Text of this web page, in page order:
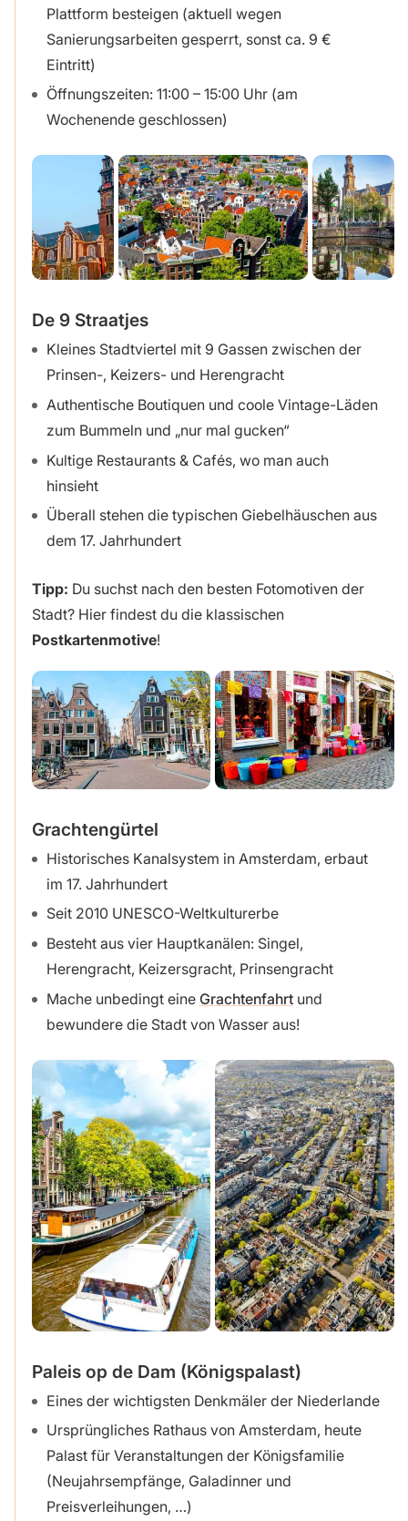
Plattform besteigen (aktuell wegen
Sanierungsarbeiten gesperrt, sonst ca. 9 €
Eintritt)
Öffnungszeiten: 11:00 – 15:00 Uhr (am
Wochenende geschlossen)
De 9 Straatjes
Kleines Stadtviertel mit 9 Gassen zwischen der
Prinsen-, Keizers- und Herengracht
Authentische Boutiquen und coole Vintage-Läden
zum Bummeln und „nur mal gucken“
Kultige Restaurants & Cafés, wo man auch
hinsieht
Überall stehen die typischen Giebelhäuschen aus
dem 17. Jahrhundert
Tipp: Du suchst nach den besten Fotomotiven der
Stadt? Hier findest du die klassischen
Postkartenmotive!
Grachtengürtel
Historisches Kanalsystem in Amsterdam, erbaut
im 17. Jahrhundert
Seit 2010 UNESCO-Weltkulturerbe
Besteht aus vier Hauptkanälen: Singel,
Herengracht, Keizersgracht, Prinsengracht
Mache unbedingt eine Grachtenfahrtund
bewundere die Stadt von Wasser aus!
Paleis op de Dam (Königspalast)
Eines der wichtigsten Denkmäler der Niederlande
Ursprüngliches Rathaus von Amsterdam, heute
Palast für Veranstaltungen der Königsfamilie
(Neujahrsempfänge, Galadinner und
Preisverleihungen, …)